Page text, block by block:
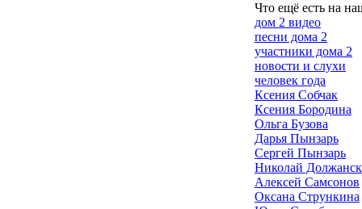
Что ещё есть на
дом 2 видео
песни дома 2
участники дома 2
новости и слухи
человек года
Ксения Собчак
Ксения Бородина
Ольга Бузова
Дарья Пынзарь
Сергей Пынзарь
Николай
Алексей Самсонов
Оксана Стрункина